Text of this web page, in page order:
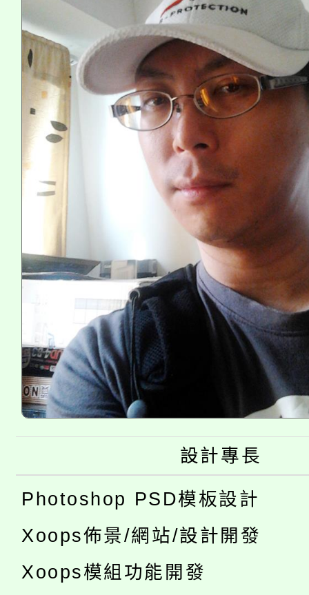
心理、諮商輔導、社會
系所師生報名參加。
設計專長
Photoshop PSD模板設計
Xoops佈景/網站/設計開發
Xoops模組功能開發